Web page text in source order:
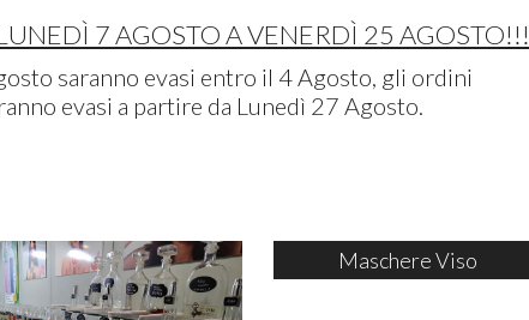
7 AGOSTO A VENERDÌ 25 AGOSTO!!!
saranno evasi entro il 4 Agosto, gli ordini
evasi a partire da Lunedì 27 Agosto.
Maschere Viso